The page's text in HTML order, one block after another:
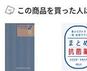
この商品を買った人